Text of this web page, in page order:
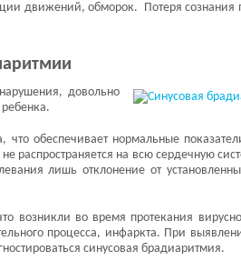
движений, обморок. Потеря
довольно
ребенка.
что обеспечивает нормальные
распространяется на всю сердечную
лишь отклонение от
возникли во время протекания
процесса, инфаркта. При
синусовая брадиаритмия.